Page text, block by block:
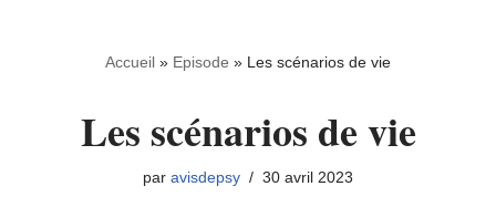
Accueil » Episode » Les scénarios de vie
Les scénarios de vie
par avisdepsy 30 avril 2023